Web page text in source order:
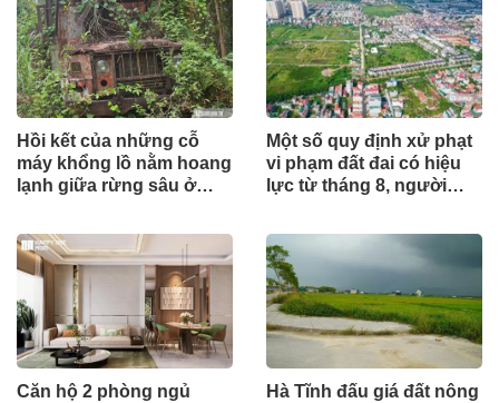
Hồi kết của những cỗ
máy khổng lồ nằm hoang
lạnh giữa rừng sâu ở
Một số quy định xử phạt
vi phạm đất đai có hiệu
lực từ tháng 8, người
Căn hộ 2 phòng ngủ
Hà Tĩnh đấu giá đất nông